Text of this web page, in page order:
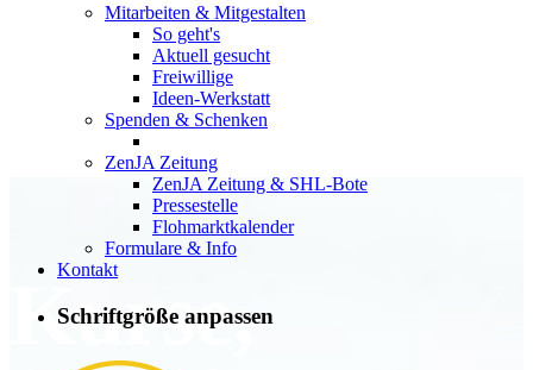
Mitarbeiten & Mitgestalten
So geht's
Aktuell gesucht
Freiwillige
Ideen-Werkstatt
Spenden & Schenken
ZenJA Zeitung
ZenJA Zeitung & SHL-Bote
Pressestelle
Flohmarktkalender
Formulare & Info
Kontakt
Schriftgröße anpassen
Kurse,